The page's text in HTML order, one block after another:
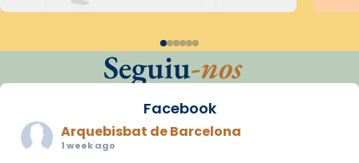
Seguiu-nos
Facebook
Arquebisbat de Barcelona
1 week ago